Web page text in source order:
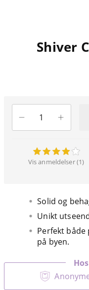
Shiver
Vis anmeldelser (1)
Solid og
Unikt
Perfekt både
på byen.